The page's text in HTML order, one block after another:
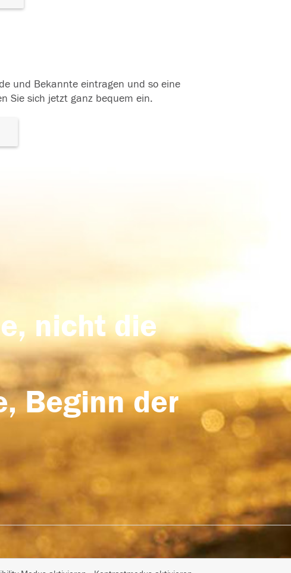
und Bekannte eintragen und so eine
Sie sich jetzt ganz bequem ein.
nicht die
Beginn der